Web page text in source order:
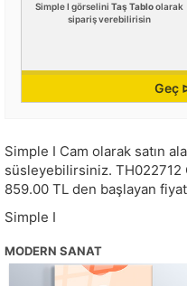
Simple I görselini Taş Tabloolarak
sipariş verebilirisin
Geç
Simple I Cam olarak satın
süsleyebilirsiniz. TH022712
859.00 TL den başlayan
Simple I
MODERN SANAT